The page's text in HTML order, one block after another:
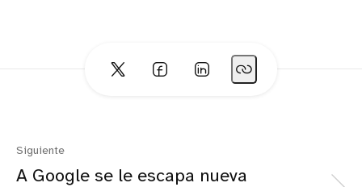
Siguiente
A Google se le escapa nueva